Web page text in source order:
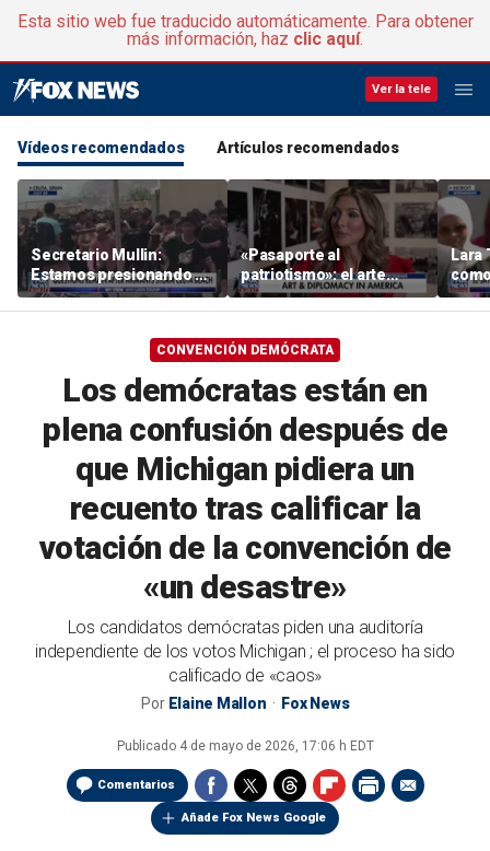
Esta sitio web fue traducido automáticamente. Para obtener
más información, haz clic aquí.
Ver la tele
Vídeos recomendados Artículos recomendados
Secretario Mullin:
Estamos presionando a
los terroristas por mar,
aire y tierra
«Pasaporte al
patriotismo»: el arte
como herramienta
diplomática
Lara
CONVENCIÓN DEMÓCRATA
Los demócratas están en
plena confusión después de
que Michigan pidiera un
recuento tras calificar la
votación de la convención de
«un desastre»
Los candidatos demócratas piden una auditoría
independiente de los votos Michigan ; el proceso ha sido
calificado de «caos»
Por Elaine Mallon Fox News
Publicado 4 de mayo de 2026, 17:06 h EDT
Comentarios
Añade Fox News Google